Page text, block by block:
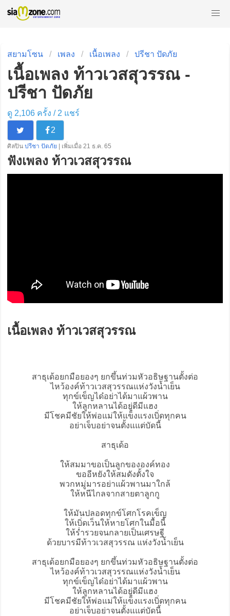
สยามโซน เพลง เนื้อเพลง ปรีชา ปัดภัย
เนื้อเพลง ท้าวเวสสุวรรณ -
ปรีชา ปัดภัย
ดู 2,106 ครั้ง / 2 แชร์
2
ศิลปิน ปรีชา ปัดภัย | เพิ่มเมื่อ 21 ธ.ค. 65
ฟังเพลง ท้าวเวสสุวรรณ
เนื้อเพลง ท้าวเวสสุวรรณ
สาธุเด้อยกมือยองๆ ยกขึ้นท่วมหัวอธิษฐานตั้งต่อ
ไหว้องค์ท้าวเวสสุวรรณแห่งวังน้ำเย็น
ทุกข์เข็ญได๋อย่าได้มาแผ้วพาน
ให้ลูกหลานได้อยู่ดีมีแฮง
มีโชคมีชัยให้พ่อแม่ให้แข็งแรงเบิ่ดทุกคน
อย่าเจ็บอย่าจนตั้งแแต่บัดนี้
สาธุเด้อ
ให้สมมาขอเป็นลูกขององค์ทอง
ขออีหยังให้สมดังตั้งใจ
พวกหมู่มารอย่าแผ้วพานมาใกล้
ให้หนีไกลจากสายตาลูกกู
ให้มันปลอดทุกข์โศกโรคเข็ญ
ให้เบิ่ดเว็นให้หายโศกในมื้อนี้
ให้ร่ำรวยจนกลายเป็นเศรษฐี
ด้วยบารมีท้าวเวสสุวรรณ แห่งวังน้ำเย็น
สาธุเด้อยกมือยองๆ ยกขึ้นท่วมหัวอธิษฐานตั้งต่อ
ไหว้องค์ท้าวเวสสุวรรณแห่งวังน้ำเย็น
ทุกข์เข็ญได๋อย่าได้มาแผ้วพาน
ให้ลูกหลานได้อยู่ดีมีแฮง
มีโชคมีชัยให้พ่อแม่ให้แข็งแรงเบิ่ดทุกคน
อย่าเจ็บอย่าจนตั้งแแต่บัดนี้